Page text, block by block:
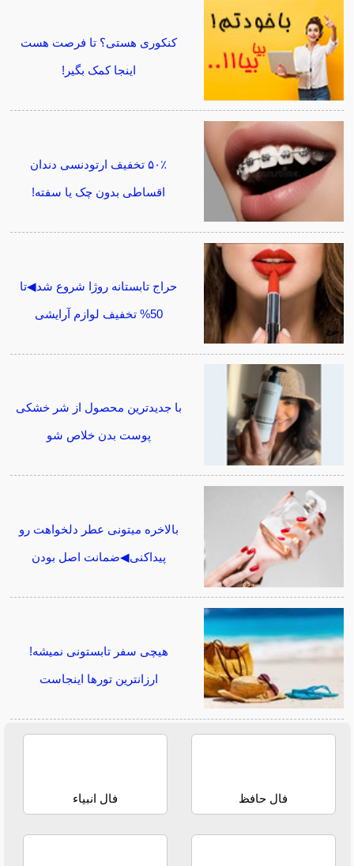
کنکوری هستی؟ تا فرصت هست
اینجا کمک بگیر!
۵۰٪ تخفیف ارتودنسی دندان
اقساطی بدون چک یا سفته!
حراج تابستانه روژا شروع شد◀تا
50% تخفیف لوازم آرایشی
با جدیدترین محصول از شر خشکی
پوست بدن خلاص شو
بالاخره میتونی عطر دلخواهت رو
پیداکنی◀ضمانت اصل بودن
هیچی سفر تابستونی نمیشه!
ارزانترین تورها اینجاست
فال حافظ فال انبیاء